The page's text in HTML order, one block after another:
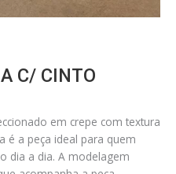
C/ CINTO
em crepe com textura
é a peça ideal para quem
dia a dia. A modelagem